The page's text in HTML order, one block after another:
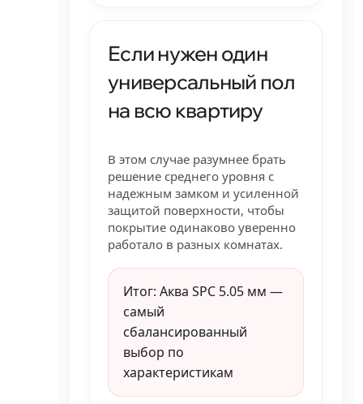
Если нужен один
универсальный пол
на всю квартиру
В этом случае разумнее брать
решение среднего уровня с
надежным замком и усиленной
защитой поверхности, чтобы
покрытие одинаково уверенно
работало в разных комнатах.
Итог: Аква SPC 5.05 мм —
самый
сбалансированный
выбор по
характеристикам